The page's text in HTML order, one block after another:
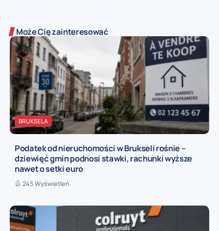
Może Cię zainteresować
BRUKSELA
Podatek od nieruchomości w Brukseli rośnie –
dziewięć gmin podnosi stawki, rachunki wyższe
nawet o setki euro
245 Wyświetleń